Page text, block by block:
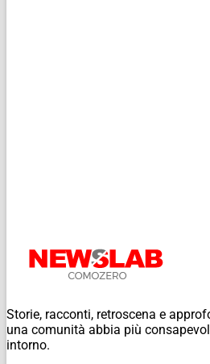
Storie, racconti, retroscena e
una comunità abbia più
intorno.